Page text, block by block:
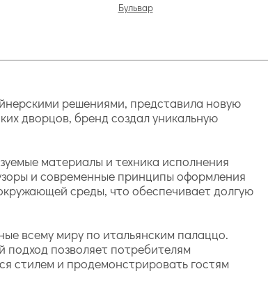
Бульвар
решениями, представила новую
дворцов, бренд создал уникальную
материалы и техника исполнения
и современные принципы оформления
среды, что обеспечивает долгую
всему миру по итальянским палаццо.
позволяет потребителям
стилем и продемонстрировать гостям